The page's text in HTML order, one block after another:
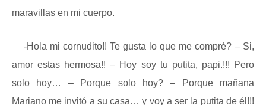
maravillas en mi cuerpo.
-Hola mi cornudito!! Te gusta lo que me compré? – Si,
amor estas hermosa!! – Hoy soy tu putita, papi.!!! Pero
solo hoy… – Porque solo hoy? – Porque mañana
Mariano me invitó a su casa… y voy a ser la putita de él!!!